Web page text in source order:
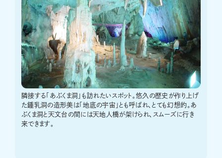
隣接する「あぶくま洞」も訪れたいスポット。悠久の歴史が作り上げ
た鍾乳洞の造形美は「地底の宇宙」とも呼ばれ、とても幻想的。あ
ぶくま洞と天文台の間には天地人橋が架けられ、スムーズに行き
来できます。